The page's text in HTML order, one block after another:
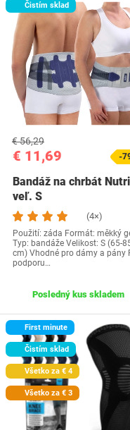
Čistím sklad
€ 11,69
€ 56,29
-
Bandáž na chrbát
veľ. S
(4×)
Použití: záda Formát: měkký
Typ: bandáže Velikost: S (65-
cm) Vhodné pro dámy a pány
podporu…
Posledný kus skladem
First minute
Čistím sklad
Všetko za € 4
Všetko za € 3